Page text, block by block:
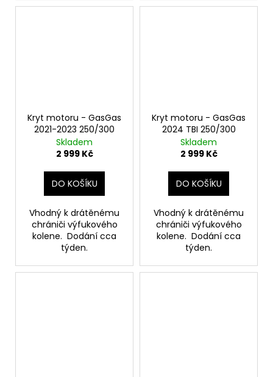
Kryt motoru - GasGas
2021-2023 250/300
Skladem
2 999 Kč
DO KOŠÍKU
Vhodný k drátěnému
chrániči výfukového
kolene. Dodání cca
týden.
Kryt motoru - GasGas
2024 TBI 250/300
Skladem
2 999 Kč
DO KOŠÍKU
Vhodný k drátěnému
chrániči výfukového
kolene. Dodání cca
týden.